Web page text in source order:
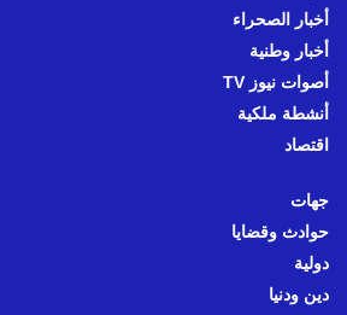
أخبار الصحراء
أخبار وطنية
أصوات نيوز TV
أنشطة ملكية
اقتصاد
جهات
حوادث وقضايا
دولية
دين ودنيا